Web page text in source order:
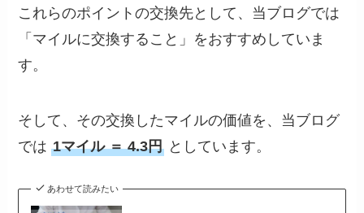
これらのポイントの交換先として、当ブログでは
「マイルに交換すること」をおすすめしていま
す。
そして、その交換したマイルの価値を、当ブログ
では1マイル ＝ 4.3円 としています。
あわせて読みたい